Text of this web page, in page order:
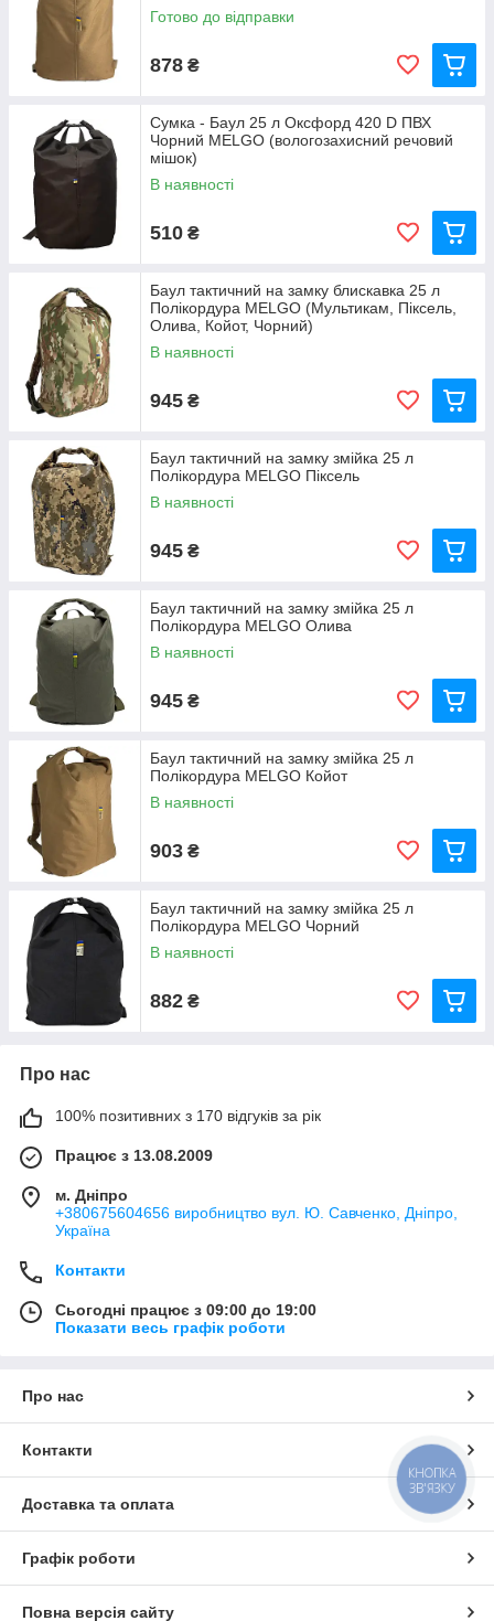
Готово до відправки
878 ₴
Сумка - Баул 25 л Оксфорд 420 D ПВХ
Чорний MELGO (вологозахисний речовий
мішок)
В наявності
510 ₴
Баул тактичний на замку блискавка 25 л
Полікордура MELGO (Мультикам, Піксель,
Олива, Койот, Чорний)
В наявності
945 ₴
Баул тактичний на замку змійка 25 л
Полікордура MELGO Піксель
В наявності
945 ₴
Баул тактичний на замку змійка 25 л
Полікордура MELGO Олива
В наявності
945 ₴
Баул тактичний на замку змійка 25 л
Полікордура MELGO Койот
В наявності
903 ₴
Баул тактичний на замку змійка 25 л
Полікордура MELGO Чорний
В наявності
882 ₴
Про нас
100% позитивних з 170 відгуків за рік
Працює з 13.08.2009
м. Дніпро
+380675604656 виробництво вул. Ю. Савченко, Дніпро,
Україна
Контакти
Сьогодні працює з 09:00 до 19:00
Показати весь графік роботи
Про нас
Контакти
Доставка та оплата
Графік роботи
Повна версія сайту
КНОПКА
ЗВ'ЯЗКУ